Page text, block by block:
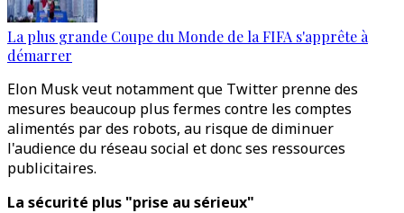
La plus grande Coupe du Monde de la FIFA s'apprête à
démarrer
Elon Musk veut notamment que Twitter prenne des
mesures beaucoup plus fermes contre les comptes
alimentés par des robots, au risque de diminuer
l'audience du réseau social et donc ses ressources
publicitaires.
La sécurité plus "prise au sérieux"